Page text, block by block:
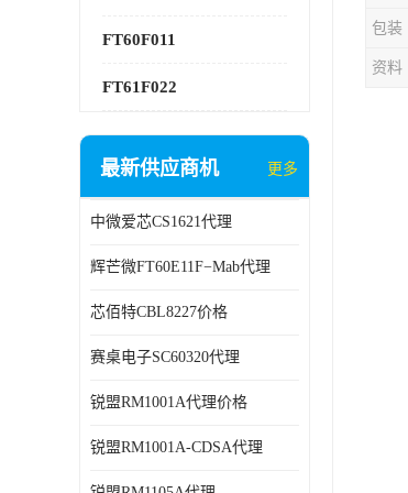
FT60F011
FT61F022
最新供应商机 更多
中微爱芯CS1621代理
辉芒微FT60E11F−Mab代理
芯佰特CBL8227价格
赛桌电子SC60320代理
锐盟RM1001A代理价格
锐盟RM1001A-CDSA代理
包装
资料